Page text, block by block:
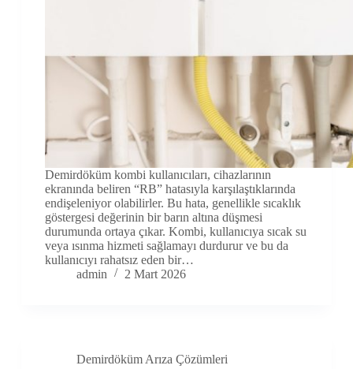
Demirdöküm kombi kullanıcıları, cihazlarının
ekranında beliren “RB” hatasıyla karşılaştıklarında
endişeleniyor olabilirler. Bu hata, genellikle sıcaklık
göstergesi değerinin bir barın altına düşmesi
durumunda ortaya çıkar. Kombi, kullanıcıya sıcak su
veya ısınma hizmeti sağlamayı durdurur ve bu da
kullanıcıyı rahatsız eden bir…
admin
2 Mart 2026
Demirdöküm Arıza Çözümleri